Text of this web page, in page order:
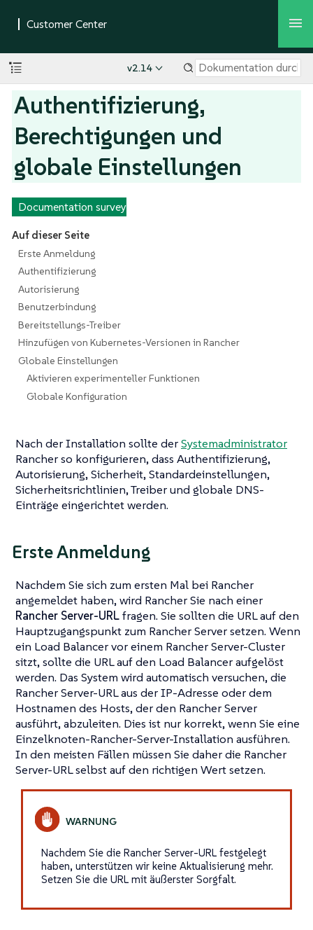
v2.14
Authentifizierung,
Berechtigungen und
globale Einstellungen
Documentation survey
Auf dieser Seite
Erste Anmeldung
Authentifizierung
Autorisierung
Benutzerbindung
Bereitstellungs-Treiber
Hinzufügen von Kubernetes-Versionen in Rancher
Globale Einstellungen
Aktivieren experimenteller Funktionen
Globale Konfiguration
Nach der Installation sollte derSystemadministrator
Rancher so konfigurieren, dass Authentifizierung,
Autorisierung, Sicherheit, Standardeinstellungen,
Sicherheitsrichtlinien, Treiber und globale DNS-
Einträge eingerichtet werden.
Erste Anmeldung
Nachdem Sie sich zum ersten Mal bei Rancher
angemeldet haben, wird Rancher Sie nach einer
Rancher Server-URLfragen. Sie sollten die URL auf den
Hauptzugangspunkt zum Rancher Server setzen. Wenn
ein Load Balancer vor einem Rancher Server-Cluster
sitzt, sollte die URL auf den Load Balancer aufgelöst
werden. Das System wird automatisch versuchen, die
Rancher Server-URL aus der IP-Adresse oder dem
Hostnamen des Hosts, der den Rancher Server
ausführt, abzuleiten. Dies ist nur korrekt, wenn Sie eine
Einzelknoten-Rancher-Server-Installation ausführen.
In den meisten Fällen müssen Sie daher die Rancher
Server-URL selbst auf den richtigen Wert setzen.
Nachdem Sie die Rancher Server-URL festgelegt
haben, unterstützen wir keine Aktualisierung mehr.
Setzen Sie die URL mit äußerster Sorgfalt.